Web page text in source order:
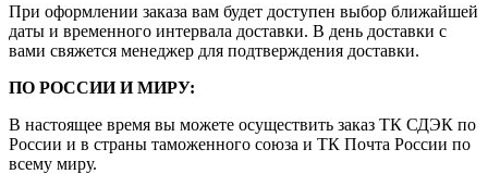
При оформлении заказа вам будет доступен выбор ближайшей
даты и временного интервала доставки. В день доставки с
вами свяжется менеджер для подтверждения доставки.
ПО РОССИИ И МИРУ:
В настоящее время вы можете осуществить заказ ТК СДЭК по
России и в страны таможенного союза и ТК Почта России по
всему миру.